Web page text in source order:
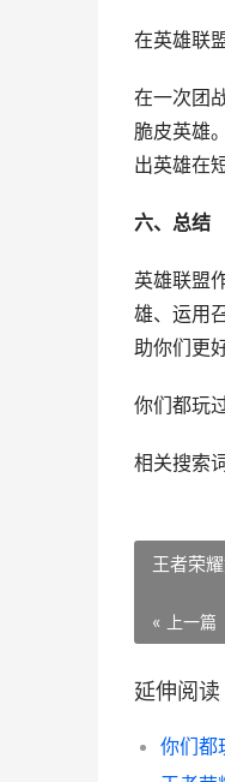
在英雄联
在一次团
脆皮英雄
出英雄在
六、总结
英雄联盟
雄、运用
助你们更
你们都玩
相关搜索
王者荣
« 上一篇
延伸阅读